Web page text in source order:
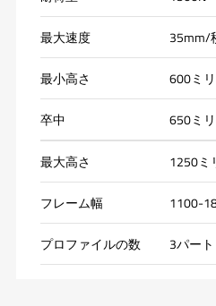
最大速度 35mm/
最小高さ 600ミ
卒中 650ミ
最大高さ 1250ミ
フレーム幅 1100-
プロファイルの数 3パート